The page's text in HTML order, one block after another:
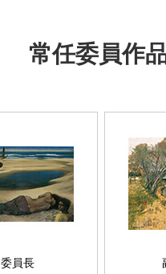
常任委員作
委員長